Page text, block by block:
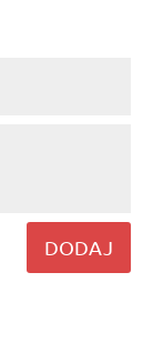
DODAJ